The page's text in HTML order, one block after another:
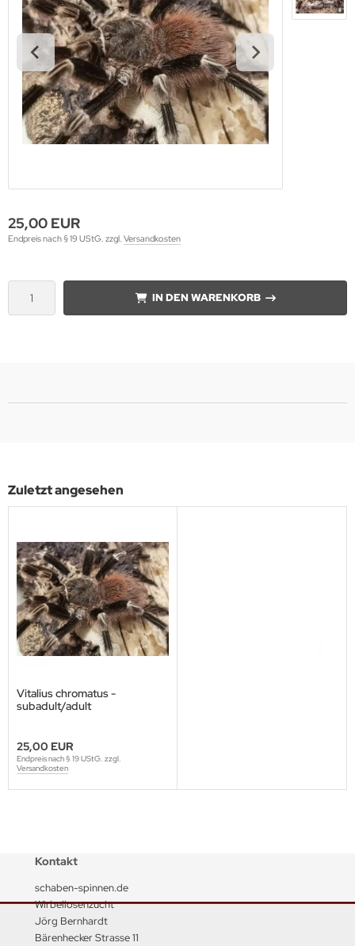
25,00 EUR
Endpreis nach § 19 UStG. zzgl. Versandkosten
IN DEN WARENKORB
Zuletzt angesehen
Vitalius chromatus -
subadult/adult
25,00 EUR
Endpreis nach § 19 UStG. zzgl.
Versandkosten
Kontakt
schaben-spinnen.de
Wirbellosenzucht
Jörg Bernhardt
Bärenhecker Strasse 11